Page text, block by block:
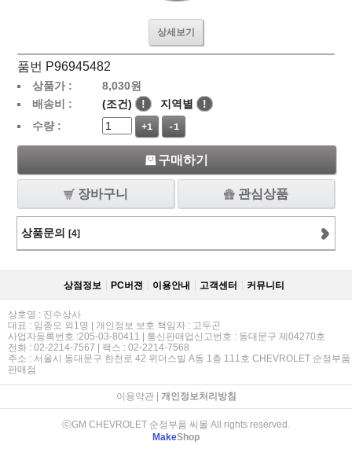
상세보기
품번 P96945482
상품가 : 8,030원
배송비 :
(조건) ! 지역별
!
수량 :
+1 -1
구매하기
장바구니 관심상품
상품문의 [4]
상점정보 PC버젼 이용안내 고객센터 커뮤니티
상호명 : 진수상사
대표 : 임종오 외1명 | 개인정보 보호 책임자 : 고두곤
사업자등록번호 :205-03-80411 | 통신판매업신고번호 : 동대문구 제04270호
전화 : 02-2214-7567 | 팩스 : 02-2214-7568
주소 : 서울시 동대문구 한천로 42 위더스빌 A동 1층 111호 CHEVROLET 순정부품
판매점
이용약관| 개인정보처리방침
ⓒGM CHEVROLET 순정부품 씨몰 All rights reserved.
MakeShop